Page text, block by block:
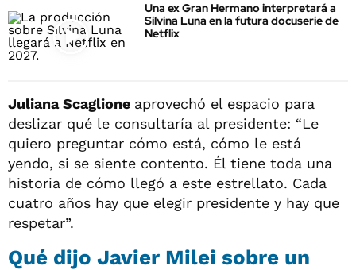
Una ex Gran Hermano interpretará a
Silvina Luna en la futura docuserie de
Netflix
Juliana Scaglione aprovechó el espacio para
deslizar qué le consultaría al presidente: “Le
quiero preguntar cómo está, cómo le está
yendo, si se siente contento. Él tiene toda una
historia de cómo llegó a este estrellato. Cada
cuatro años hay que elegir presidente y hay que
respetar”.
Qué dijo Javier Milei sobre un